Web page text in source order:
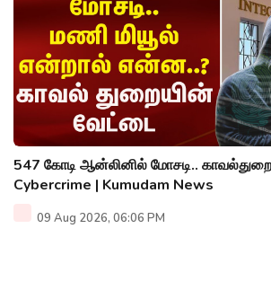
547 கோடி ஆன்லினில் மோசடி..
Cybercrime | Kumudam News
09 Aug 2026, 06:06 PM